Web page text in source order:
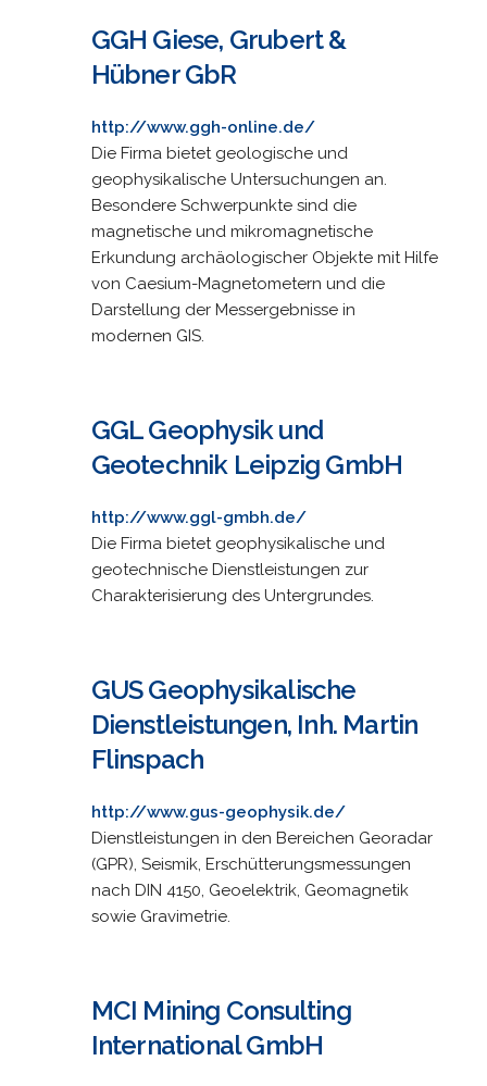
GGH Giese, Grubert &
Hübner GbR
http://www.ggh-online.de/
Die Firma bietet geologische und
geophysikalische Untersuchungen an.
Besondere Schwerpunkte sind die
magnetische und mikromagnetische
Erkundung archäologischer Objekte mit Hilfe
von Caesium-Magnetometern und die
Darstellung der Messergebnisse in
modernen GIS.
GGL Geophysik und
Geotechnik Leipzig GmbH
http://www.ggl-gmbh.de/
Die Firma bietet geophysikalische und
geotechnische Dienstleistungen zur
Charakterisierung des Untergrundes.
GUS Geophysikalische
Dienstleistungen, Inh. Martin
Flinspach
http://www.gus-geophysik.de/
Dienstleistungen in den Bereichen Georadar
(GPR), Seismik, Erschütterungsmessungen
nach DIN 4150, Geoelektrik, Geomagnetik
sowie Gravimetrie.
MCI Mining Consulting
International GmbH